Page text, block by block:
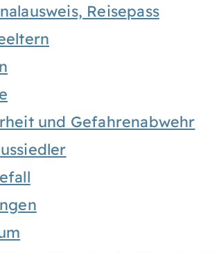
Reisepass
und Gefahrenabwehr